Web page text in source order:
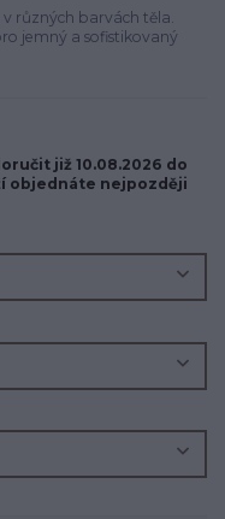
různých barvách těla.
jemný a sofistikovaný
již 10.08.2026 do
objednáte nejpozději